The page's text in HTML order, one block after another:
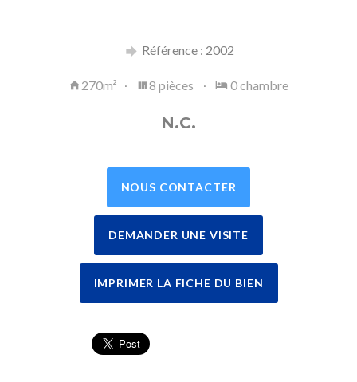
Référence : 2002
270m² 8 pièces 0 chambre
N.C.
NOUS CONTACTER
DEMANDER UNE VISITE
IMPRIMER LA FICHE DU BIEN